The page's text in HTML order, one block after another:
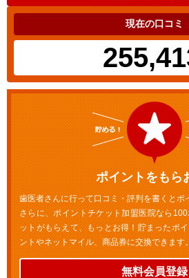
現在の口コミ
ポイントをもら
歯医者さんに行って口コミ・評判を書くとポ
さらに、ポイントチケット加盟医院なら
ットがもらえて、もっとお得！貯まったポ
ントやネットマイル、商品券に交換できます
無料会員登録